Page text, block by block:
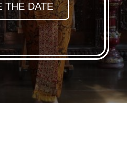
THE DATE